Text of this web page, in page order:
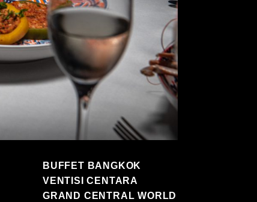
BUFFET BANGKOK
VENTISI CENTARA
GRAND CENTRAL WORLD